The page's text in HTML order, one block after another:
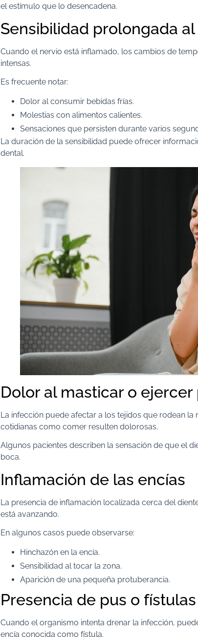
el estímulo que lo desencadena.
Sensibilidad prolongada
Cuando el nervio está inflamado, los cambios de
intensas.
Es frecuente notar:
Dolor al consumir bebidas frías.
Molestias con alimentos calientes.
Sensaciones que persisten durante varios
La duración de la sensibilidad puede ofrecer
dental.
Dolor al masticar o ejercer
La infección puede afectar a los tejidos que rodean la
cotidianas como comer resulten dolorosas.
Algunos pacientes describen la sensación de que el
boca.
Inflamación de las encías
La presencia de inflamación localizada cerca del
está avanzando.
En algunos casos puede observarse:
Hinchazón en la encía.
Sensibilidad al tocar la zona.
Aparición de una pequeña protuberancia.
Presencia de pus o fístulas
Cuando el organismo intenta drenar la infección,
encía conocida como fístula.